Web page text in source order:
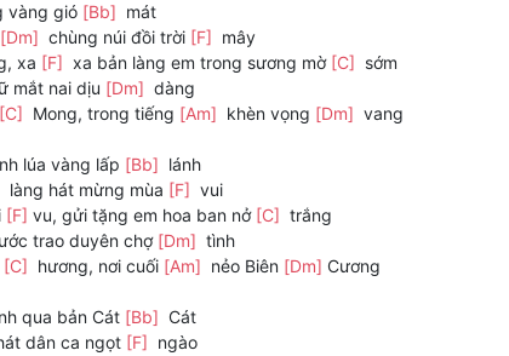
vàng gió [Bb] mát
[Dm] chùng núi đồi trời [F] mây
xa [F] xa bản làng em trong sương mờ [C] sớm
mắt nai dịu [Dm] dàng
[C] Mong, trong tiếng [Am] khèn vọng [Dm] vang
lúa vàng lấp [Bb] lánh
làng hát mừng mùa [F] vui
[F] vu, gửi tặng em hoa ban nở [C] trắng
ước trao duyên chợ [Dm] tình
[C] hương, nơi cuối [Am] nẻo Biên [Dm] Cương
qua bản Cát [Bb] Cát
dân ca ngọt [F] ngào